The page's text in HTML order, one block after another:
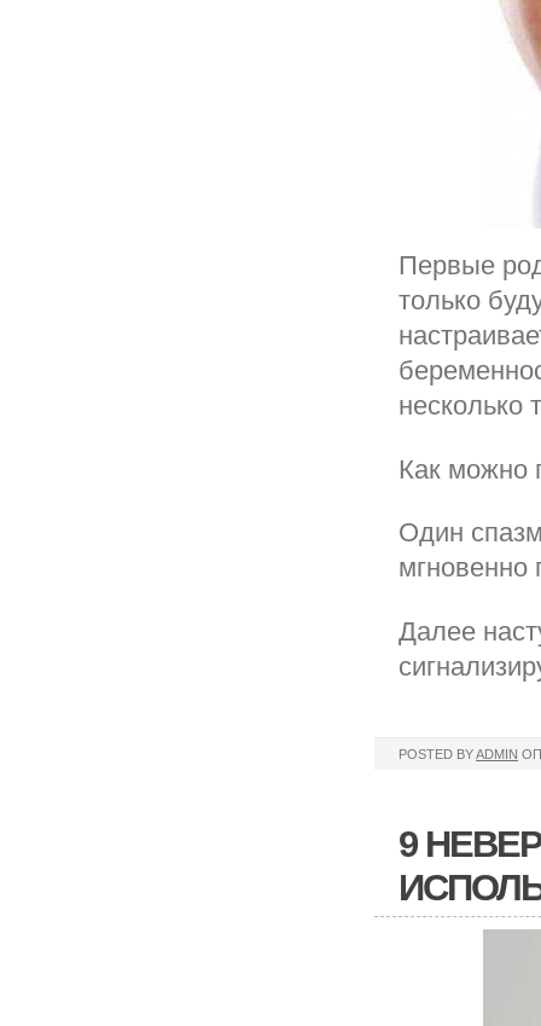
Первые
только
несколько
Как можно
Один
мгновенно
Далее
POSTED BYADMIN
9